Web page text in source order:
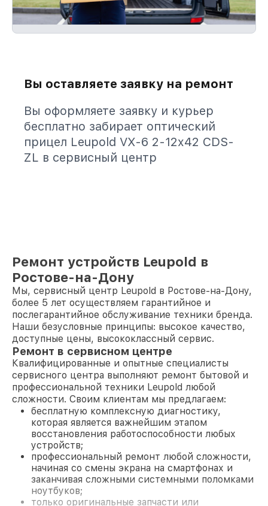
Вы оставляете заявку на ремонт
Вы оформляете заявку и курьер
бесплатно забирает оптический
прицел Leupold VX-6 2-12x42 CDS-
ZL в сервисный центр
Ремонт устройств Leupold в
Ростове-на-Дону
Мы, сервисный центр Leupold в Ростове-на-Дону,
более 5 лет осуществляем гарантийное и
послегарантийное обслуживание техники бренда.
Наши безусловные принципы: высокое качество,
доступные цены, высококлассный сервис.
Ремонт в сервисном центре
Квалифицированные и опытные специалисты
сервисного центра выполняют ремонт бытовой и
профессиональной техники Leupold любой
сложности. Своим клиентам мы предлагаем:
бесплатную комплексную диагностику,
которая является важнейшим этапом
восстановления работоспособности любых
устройств;
профессиональный ремонт любой сложности,
начиная со смены экрана на смартфонах и
заканчивая сложными системными поломками
ноутбуков;
только оригинальные запчасти или